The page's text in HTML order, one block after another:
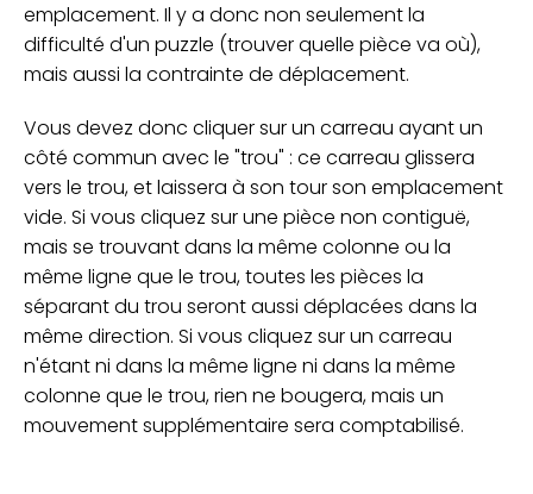
emplacement. Il y a donc non seulement la
difficulté d'un puzzle (trouver quelle pièce va où),
mais aussi la contrainte de déplacement.
Vous devez donc cliquer sur un carreau ayant un
côté commun avec le "trou" : ce carreau glissera
vers le trou, et laissera à son tour son emplacement
vide. Si vous cliquez sur une pièce non contiguë,
mais se trouvant dans la même colonne ou la
même ligne que le trou, toutes les pièces la
séparant du trou seront aussi déplacées dans la
même direction. Si vous cliquez sur un carreau
n'étant ni dans la même ligne ni dans la même
colonne que le trou, rien ne bougera, mais un
mouvement supplémentaire sera comptabilisé.